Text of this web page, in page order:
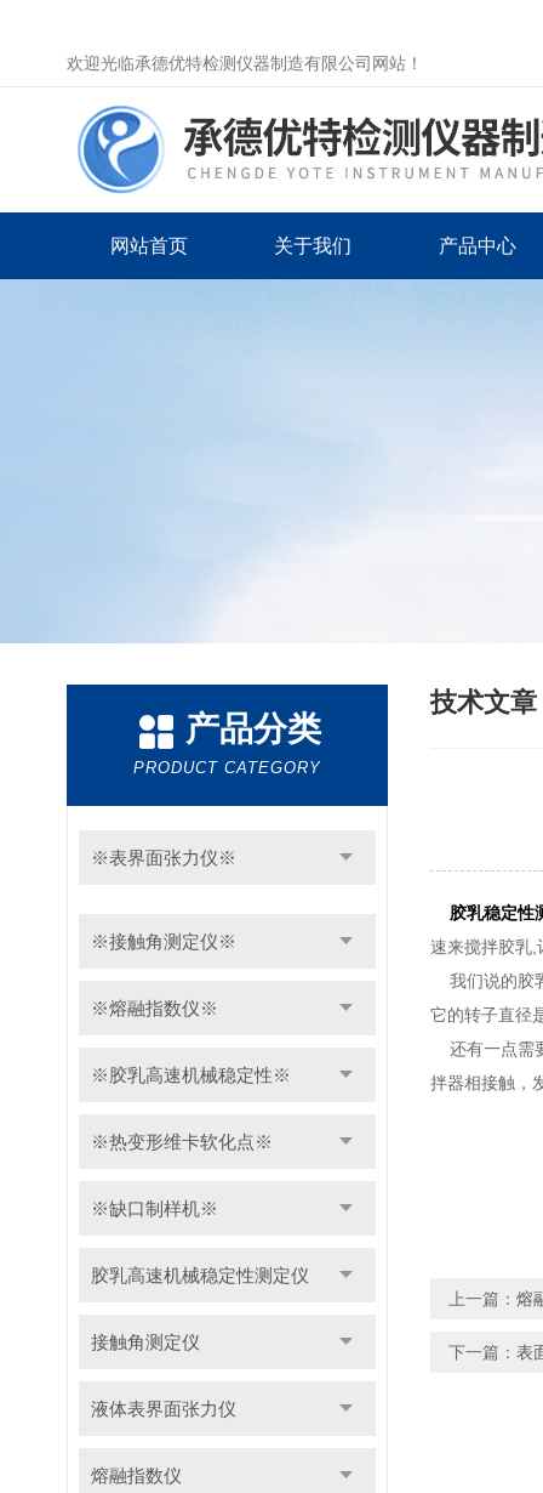
欢迎光临承德优特检测仪器制造有限公司网站！
网站首页 关于我们 产品中心
产品分类
PRODUCT CATEGORY
※表界面张力仪※
※接触角测定仪※
※熔融指数仪※
※胶乳高速机械稳定性※
※热变形维卡软化点※
※缺口制样机※
胶乳高速机械稳定性测定仪
接触角测定仪
液体表界面张力仪
熔融指数仪
技术文章
胶乳稳定性
速来搅拌胶乳,
我们说的胶
它的转子直径
还有一点需
拌器相接触，
上一篇： 熔
下一篇： 表